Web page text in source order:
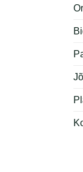
Suur termokruus